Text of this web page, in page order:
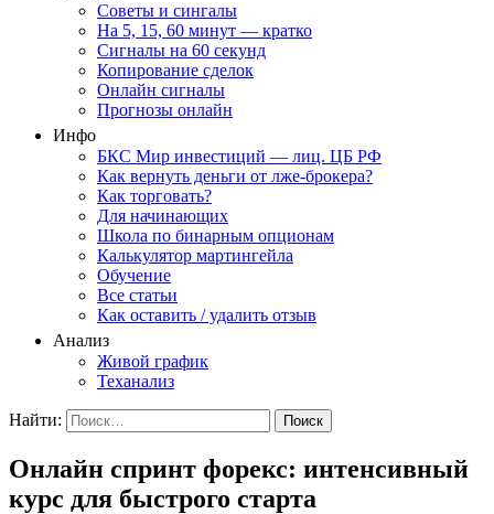
Советы и сингалы
На 5, 15, 60 минут — кратко
Сигналы на 60 секунд
Копирование сделок
Онлайн сигналы
Прогнозы онлайн
Инфо
БКС Мир инвестиций — лиц. ЦБ РФ
Как вернуть деньги от лже-брокера?
Как торговать?
Для начинающих
Школа по бинарным опционам
Калькулятор мартингейла
Обучение
Все статьи
Как оставить / удалить отзыв
Анализ
Живой график
Теханализ
Найти:
Онлайн спринт форекс: интенсивный
курс для быстрого старта